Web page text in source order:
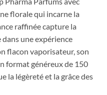
florale qui incarne la
raffinée capture la
une expérience
flacon vaporisateur, son
format généreux de 150
la légèreté et la grâce des